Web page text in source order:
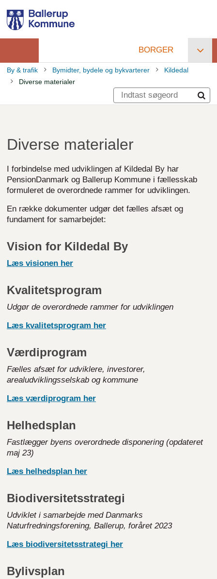
hovedindhold
Primær
navigation
BORGER
Brødkrumme
By & trafik Bymidter, bydele og bykvarterer
Kildedal
Diverse materialer
Diverse materialer
I forbindelse med udviklingen af Kildedal By har
PensionDanmark og Ballerup Kommune i fællesskab
formuleret de overordnede rammer for udviklingen.
En række dokumenter udgør det fælles afsæt og
fundament for samarbejdet:
Vision for Kildedal By
Læs visionen her
Kvalitetsprogram
Udgør de overordnede rammer for udviklingen
Læs kvalitetsprogram her
Værdiprogram
Fælles afsæt for udviklere, investorer,
arealudviklingsselskab og kommune
Læs værdiprogram her
Helhedsplan
Fastlægger byens overordnede disponering (opdateret
maj 23)
Læs helhedsplan her
Biodiversitetsstrategi
Udviklet i samarbejde med Danmarks
Naturfredningsforening, Ballerup, foråret 2023
Læs biodiversitetsstrategi her
Bylivsplan